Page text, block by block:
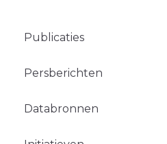
Publicaties
Persberichten
Databronnen